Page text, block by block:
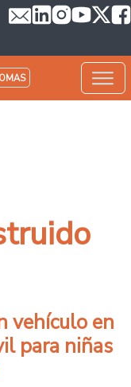
vehículo en
para niñas